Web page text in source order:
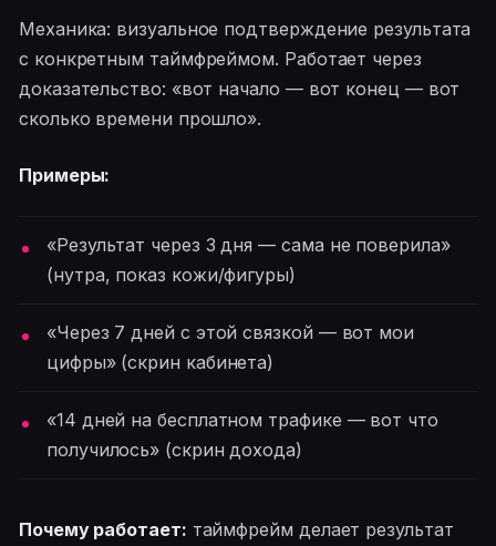
Механика: визуальное подтверждение результата
с конкретным таймфреймом. Работает через
доказательство: «вот начало — вот конец — вот
сколько времени прошло».
Примеры:
«Результат через 3 дня — сама не поверила»
(нутра, показ кожи/фигуры)
«Через 7 дней с этой связкой — вот мои
цифры» (скрин кабинета)
«14 дней на бесплатном трафике — вот что
получилось» (скрин дохода)
Почему работает: таймфрейм делает результат